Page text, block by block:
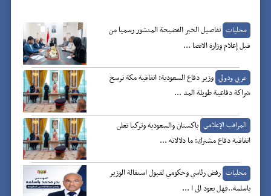
محليات تفاصيل الخبر الفضيحة المنشور رسميا من
قبل إعلام وزارة الاتصا ...
عربي ودولي وزير دفاع السعودية: اتفاقية مكة ترسخ
شراكة دفاعية طويلة المد ...
المراقب الإعلامي باكستان والسعودية وتركيا تعلن
اتفاقية دفاع مشترك: ما دلالاته ...
محليات رفض رئاسي وحكومي لقبول استقالة الوزير
باسلمة..فهل يعود الى ا ...